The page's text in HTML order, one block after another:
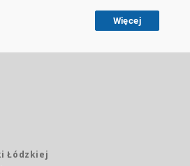
Więcej
Łódzkiej